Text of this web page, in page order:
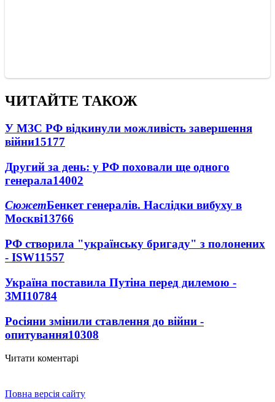
ЧИТАЙТЕ ТАКОЖ
У МЗС РФ відкинули можливість завершення
війни15177
Другий за день: у РФ поховали ще одного
генерала14002
СюжетБенкет генералів. Наслідки вибуху в
Москві13766
РФ створила "українську бригаду" з полонених
- ISW11557
Україна поставила Путіна перед дилемою -
ЗМІ10784
Росіяни змінили ставлення до війни -
опитування10308
Читати коментарі
Повна версія сайту